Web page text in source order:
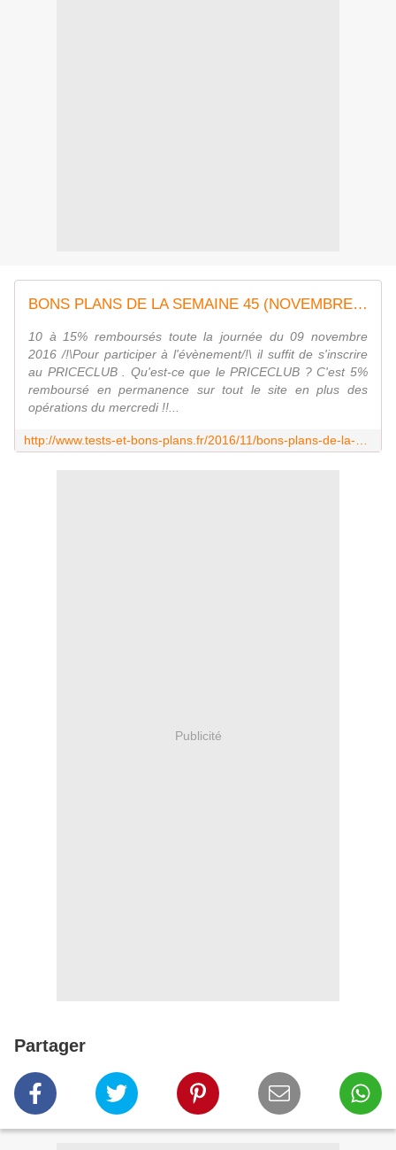
BONS PLANS DE LA SEMAINE 45 (NOVEMBRE 2016) - Tests et Bons Plans by Totoch-One
10 à 15% remboursés toute la journée du 09 novembre
2016 /!\Pour participer à l'évènement/!\ il suffit de s'inscrire
au PRICECLUB . Qu'est-ce que le PRICECLUB ? C'est 5%
remboursé en permanence sur tout le site en plus des
opérations du mercredi !!...
Publicité
Partager